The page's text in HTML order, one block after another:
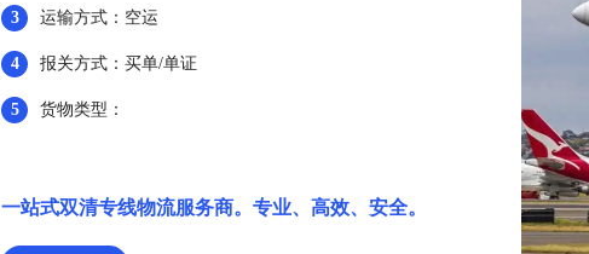
3 运输方式：空运
4 报关方式：买单/单证
5 货物类型：
一站式双清专线物流服务商。专业、高效、安全。